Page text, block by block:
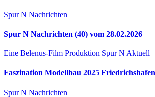
Spur N Nachrichten
Spur N Nachrichten (40) vom 28.02.2026
Eine Belenus-Film Produktion Spur N Aktuell
Faszination Modellbau 2025 Friedrichshafen
Spur N Nachrichten